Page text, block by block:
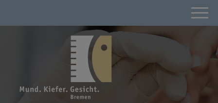
OFFENE STELLEN
UNSERE WERTE